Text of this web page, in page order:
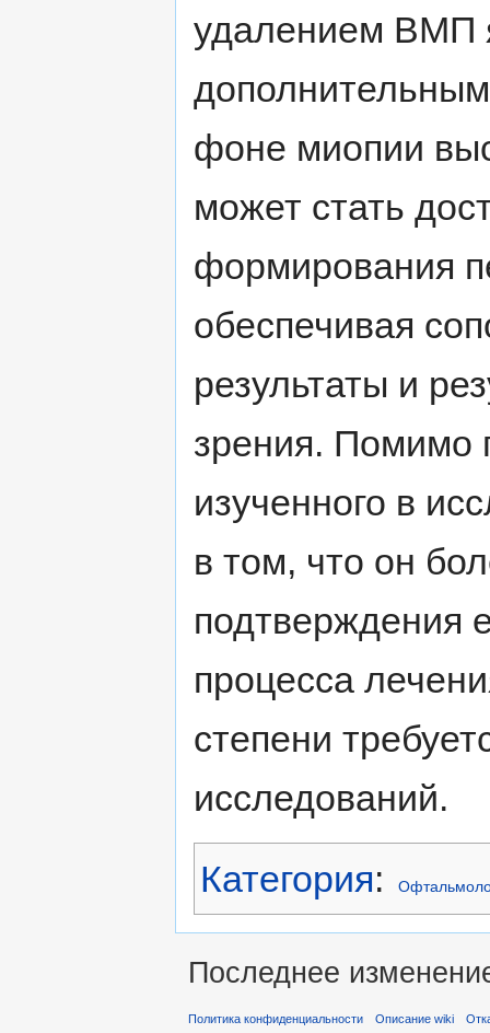
удалением ВМП
фоне миопии
может стать
формирования
обеспечивая
результаты и
зрения. Помимо
изученного в
в том, что он
подтверждения
процесса
степени
исследований.
Категория:
Последнее
Политика конфиденциальности Описание wiki